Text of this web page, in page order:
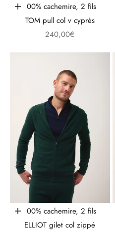
Choisir les options
100% cachemire, 2 fils
TOM pull col v cyprès
Prix de vente
240,00€
Choisir les options
100% cachemire, 2 fils
ELLIOT gilet col zippé